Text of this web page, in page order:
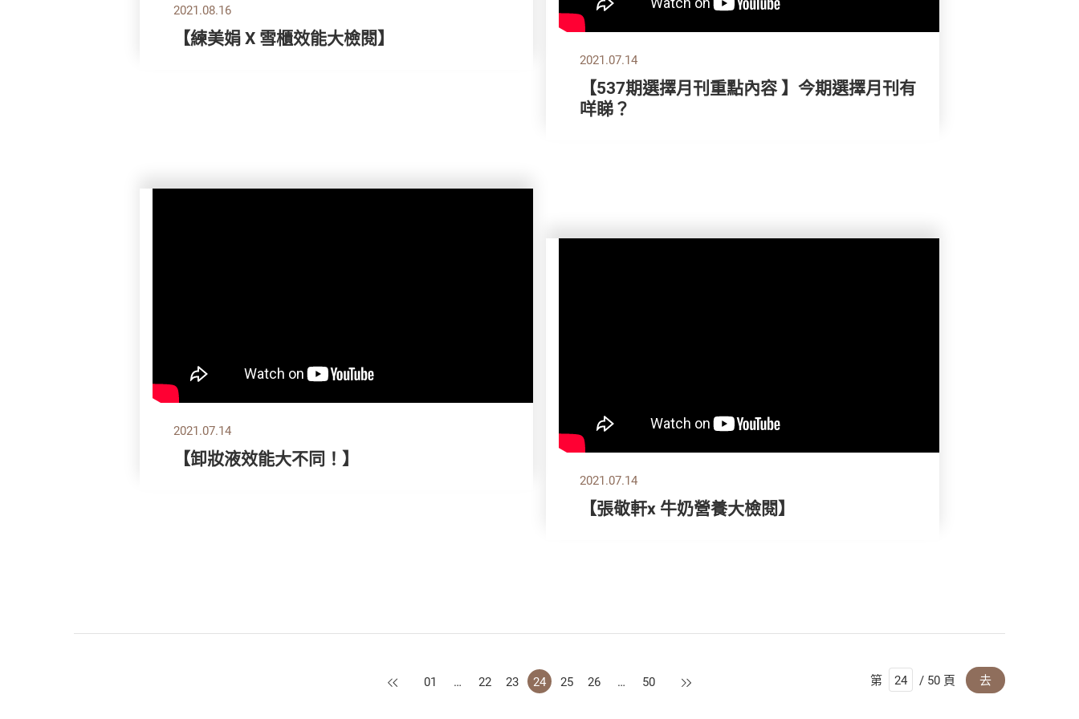
2021.08.16
【練美娟 X 雪櫃效能大檢閱】
2021.07.14
【537期選擇月刊重點內容 】今期選擇月刊有
咩睇？
2021.07.14
【卸妝液效能大不同！】
2021.07.14
【張敬軒x 牛奶營養大檢閱】
上一頁
01 … 22 23 24 25 26 … 50 下一頁 第 / 50 頁 去